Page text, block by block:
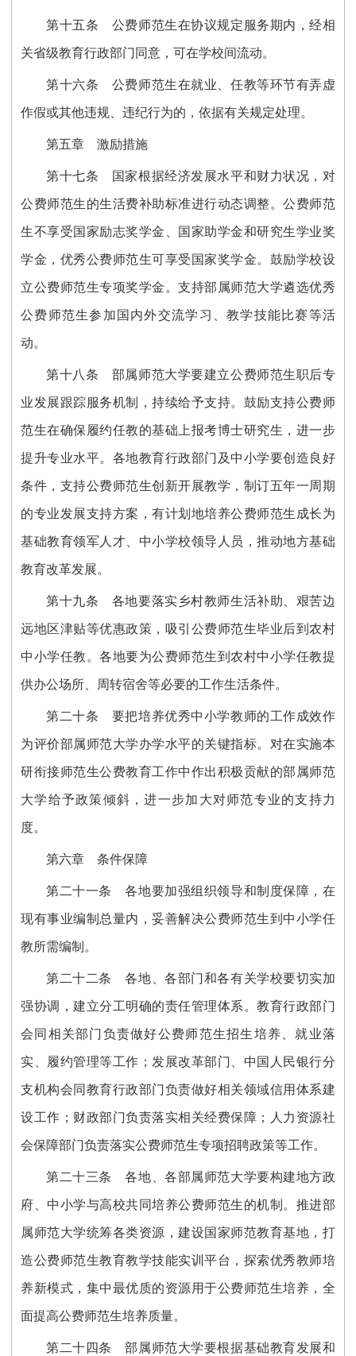
第十五条 公费师范生在协议规定服务期内，经相
关省级教育行政部门同意，可在学校间流动。
第十六条 公费师范生在就业、任教等环节有弄虚
作假或其他违规、违纪行为的，依据有关规定处理。
第五章 激励措施
第十七条 国家根据经济发展水平和财力状况，对
公费师范生的生活费补助标准进行动态调整。公费师范
生不享受国家励志奖学金、国家助学金和研究生学业奖
学金，优秀公费师范生可享受国家奖学金。鼓励学校设
立公费师范生专项奖学金。支持部属师范大学遴选优秀
公费师范生参加国内外交流学习、教学技能比赛等活
动。
第十八条 部属师范大学要建立公费师范生职后专
业发展跟踪服务机制，持续给予支持。鼓励支持公费师
范生在确保履约任教的基础上报考博士研究生，进一步
提升专业水平。各地教育行政部门及中小学要创造良好
条件，支持公费师范生创新开展教学，制订五年一周期
的专业发展支持方案，有计划地培养公费师范生成长为
基础教育领军人才、中小学校领导人员，推动地方基础
教育改革发展。
第十九条 各地要落实乡村教师生活补助、艰苦边
远地区津贴等优惠政策，吸引公费师范生毕业后到农村
中小学任教。各地要为公费师范生到农村中小学任教提
供办公场所、周转宿舍等必要的工作生活条件。
第二十条 要把培养优秀中小学教师的工作成效作
为评价部属师范大学办学水平的关键指标。对在实施本
研衔接师范生公费教育工作中作出积极贡献的部属师范
大学给予政策倾斜，进一步加大对师范专业的支持力
度。
第六章 条件保障
第二十一条 各地要加强组织领导和制度保障，在
现有事业编制总量内，妥善解决公费师范生到中小学任
教所需编制。
第二十二条 各地、各部门和各有关学校要切实加
强协调，建立分工明确的责任管理体系。教育行政部门
会同相关部门负责做好公费师范生招生培养、就业落
实、履约管理等工作；发展改革部门、中国人民银行分
支机构会同教育行政部门负责做好相关领域信用体系建
设工作；财政部门负责落实相关经费保障；人力资源社
会保障部门负责落实公费师范生专项招聘政策等工作。
第二十三条 各地、各部属师范大学要构建地方政
府、中小学与高校共同培养公费师范生的机制。推进部
属师范大学统筹各类资源，建设国家师范教育基地，打
造公费师范生教育教学技能实训平台，探索优秀教师培
养新模式，集中最优质的资源用于公费师范生培养，全
面提高公费师范生培养质量。
第二十四条 部属师范大学要根据基础教育发展和